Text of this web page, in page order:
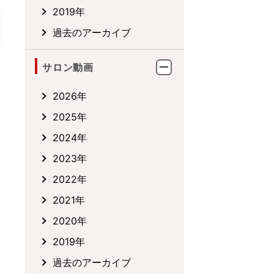
2019年
過去のアーカイブ
サロン動画
2026年
2025年
2024年
2023年
2022年
2021年
2020年
2019年
過去のアーカイブ